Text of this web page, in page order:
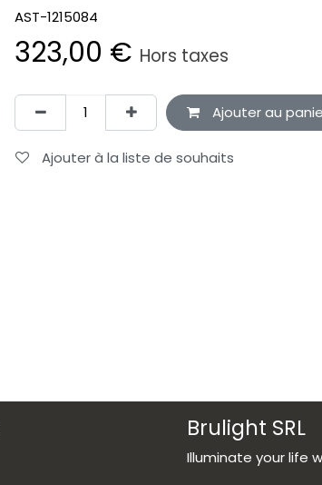
AST-1215084
323,00 € Hors taxes
Ajouter au
Ajouter à la liste de souhaits
Brulight SRL
Illuminate your life